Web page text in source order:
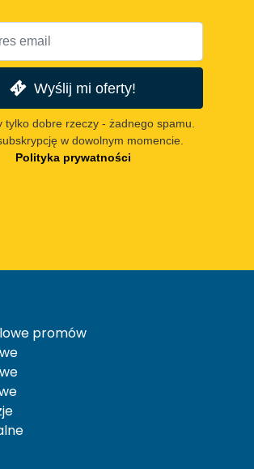
Wyślij mi oferty!
tylko dobre rzeczy - żadnego spamu.
w dowolnym momencie.
Polityka prywatności
promów